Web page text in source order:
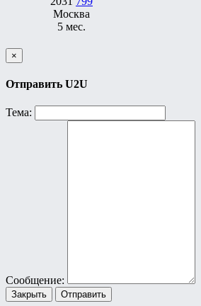
Москва
5 мес.
×
Отправить U2U
Тема:
Сообщение:
Закрыть Отправить